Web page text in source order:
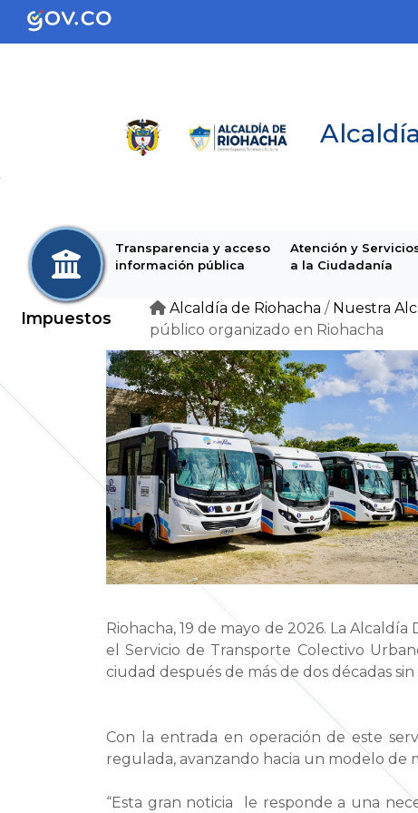
Transparencia y acceso
información pública
Atención y
a la Ciudadanía
Alcaldía de Riohacha / Nuestra
público organizado en Riohacha
Riohacha, 19 de mayo de 2026. La
el Servicio de Transporte Colectivo
ciudad después de más de dos décadas
Con la entrada en operación de este
regulada, avanzando hacia un modelo de
“Esta gran noticia le responde a una
Impuestos